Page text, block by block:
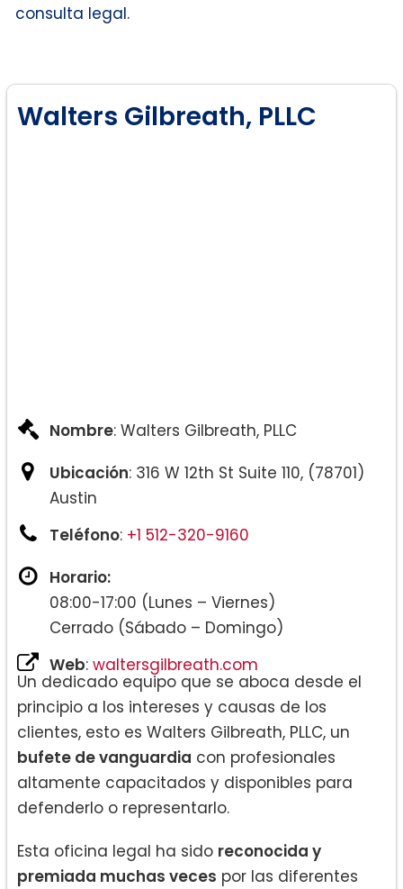
consulta legal.
Walters Gilbreath, PLLC
Nombre: Walters Gilbreath, PLLC
Ubicación: 316 W 12th St Suite 110, (78701)
Austin
Teléfono: +1 512-320-9160
Horario:
08:00-17:00 (Lunes – Viernes)
Cerrado (Sábado – Domingo)
Web: waltersgilbreath.com
Un dedicado equipo que se aboca desde el
principio a los intereses y causas de los
clientes, esto es Walters Gilbreath, PLLC, un
bufete de vanguardia con profesionales
altamente capacitados y disponibles para
defenderlo o representarlo.
Esta oficina legal ha sido reconocida y
premiada muchas veces por las diferentes